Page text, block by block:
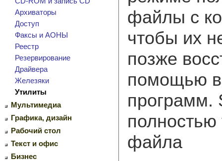
Архиваторы
Доступ
Факсы и АОНЫ
Реестр
Резервирование
Драйвера
Железяки
Утилиты
Мультимедиа
Графика, дизайн
Рабочий стол
Текст и офис
Бизнес
файлы с
чтобы их
позже
помощью
программ.
файла